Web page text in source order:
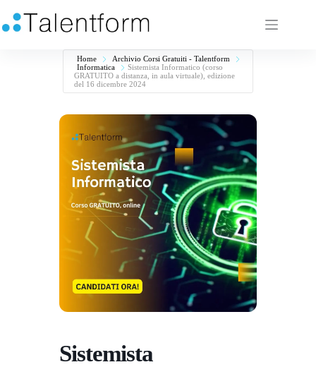
Home
Archivio Corsi Gratuiti - Talentform
Informatica
Sistemista Informatico (corso
GRATUITO a distanza, in aula virtuale), edizione
del 16 dicembre 2024
Sistemista